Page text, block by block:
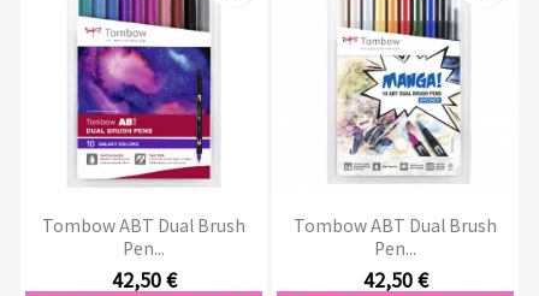
Tombow ABT Dual Brush
Pen...
42,50 €
Tombow ABT Dual Brush
Pen...
42,50 €